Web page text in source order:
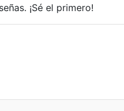
¡Sé el primero!